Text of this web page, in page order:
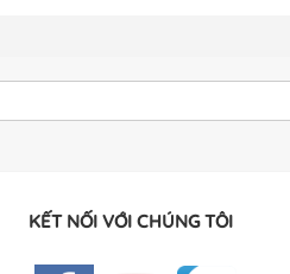
KẾT NỐI VỚI CHÚNG TÔI